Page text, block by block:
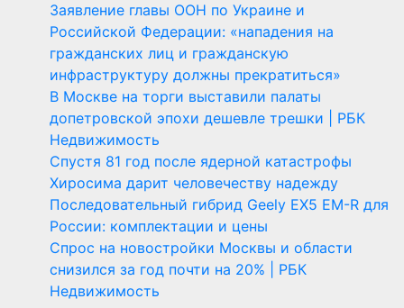
Заявление главы ООН по Украине и
Российской Федерации: «нападения на
гражданских лиц и гражданскую
инфраструктуру должны прекратиться»
В Москве на торги выставили палаты
допетровской эпохи дешевле трешки | РБК
Недвижимость
Спустя 81 год после ядерной катастрофы
Хиросима дарит человечеству надежду
Последовательный гибрид Geely EX5 EM-R для
России: комплектации и цены
Спрос на новостройки Москвы и области
снизился за год почти на 20% | РБК
Недвижимость